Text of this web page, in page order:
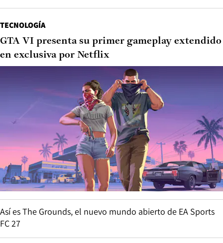
TECNOLOGÍA
GTA VI presenta su primer gameplay extendido
en exclusiva por Netflix
Así es The Grounds, el nuevo mundo abierto de EA Sports
FC 27